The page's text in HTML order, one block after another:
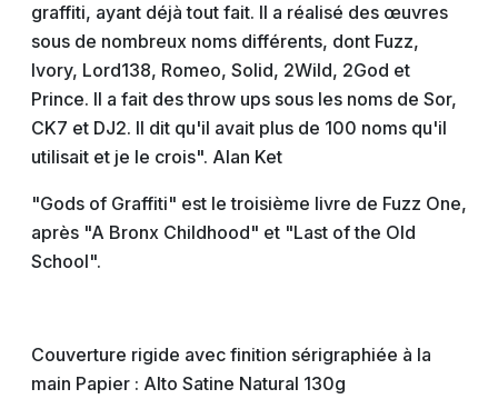
graffiti, ayant déjà tout fait. Il a réalisé des œuvres
sous de nombreux noms différents, dont Fuzz,
Ivory, Lord138, Romeo, Solid, 2Wild, 2God et
Prince. Il a fait des throw ups sous les noms de Sor,
CK7 et DJ2. Il dit qu'il avait plus de 100 noms qu'il
utilisait et je le crois". Alan Ket
"Gods of Graffiti" est le troisième livre de Fuzz One,
après "A Bronx Childhood" et "Last of the Old
School".
Couverture rigide avec finition sérigraphiée à la
main Papier : Alto Satine Natural 130g